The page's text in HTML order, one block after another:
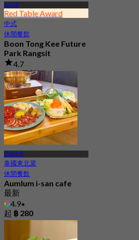
龍仔厝
Red Table Award
中式
休閒餐飲
Boon Tong Kee Future
Park Rangsit
4.7
4.2K 已預訂
起฿ 362.5
巴吞他尼
泰國東北菜
休閒餐飲
Aumlum i-san cafe
最新
4.9
起 ฿ 280